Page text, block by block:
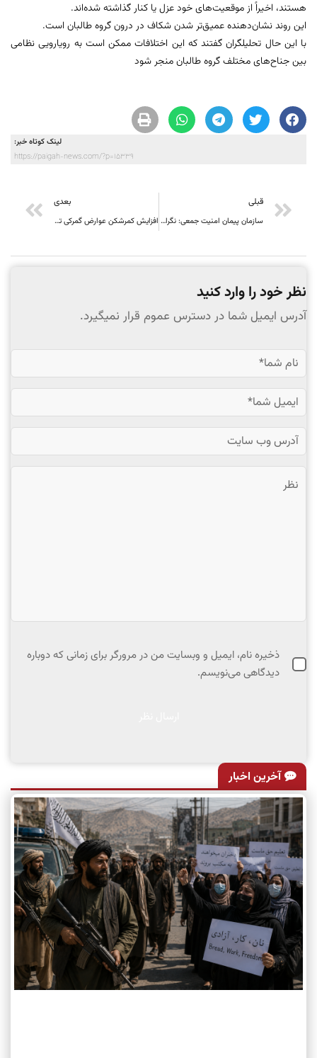
هستند، اخیراً از موقعیت‌های خود عزل یا کنار گذاشته شده‌اند.
این روند نشان‌دهنده عمیق‌تر شدن شکاف در درون گروه طالبان است.
با این حال تحلیلگران گفتند ‌که این اختلافات ممکن است به رویارویی نظامی
بین جناح‌های مختلف گروه طالبان منجر شود
لینک کوتاه خبر:
https://paigah-news.com/?p=15339
قبلی
سازمان پیمان امنیت جمعی: نگران تهدیدات امنیتی از ولایت‌های شمال افغانستان هستیم
بعدی
افزایش کمرشکن عوارض گمرکی تخم‌مرغ و قیمت‌گذاری نامناسب گوشت مرغ توسط طالبان فشارهای اقتصادی بر مردم را تشدید کرده است
نظر خود را وارد کنید
آدرس ایمیل شما در دسترس عموم قرار نمیگیرد.
ذخیره نام، ایمیل و وبسایت من در مرورگر برای زمانی که دوباره
دیدگاهی می‌نویسم.
آخرین اخبار